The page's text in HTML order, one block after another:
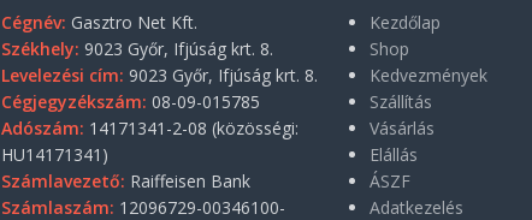
Cégnév: Gasztro Net Kft.
Székhely: 9023 Győr, Ifjúság krt. 8.
Levelezési cím: 9023 Győr, Ifjúság krt. 8.
Cégjegyzékszám: 08-09-015785
Adószám: 14171341-2-08 (közösségi:
HU14171341)
Számlavezető: Raiffeisen Bank
Számlaszám: 12096729-00346100-
Kezdőlap
Shop
Kedvezmények
Szállítás
Vásárlás
Elállás
ÁSZF
Adatkezelés